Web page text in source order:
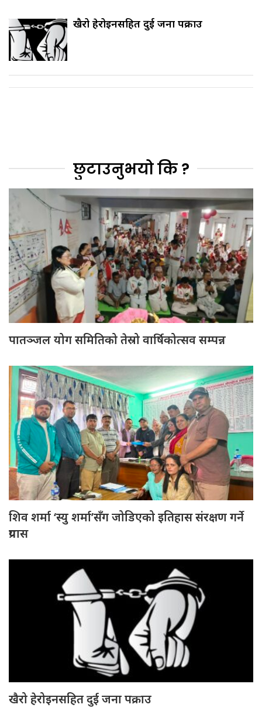
खैरो हेरोइनसहित दुई जना पक्राउ
छुटाउनुभयो कि ?
पातञ्जल योग समितिको तेस्रो वार्षिकोत्सव सम्पन्न
शिव शर्मा ‘स्यु शर्मा’सँग जोडिएको इतिहास संरक्षण गर्ने
प्रयास
खैरो हेरोइनसहित दुई जना पक्राउ